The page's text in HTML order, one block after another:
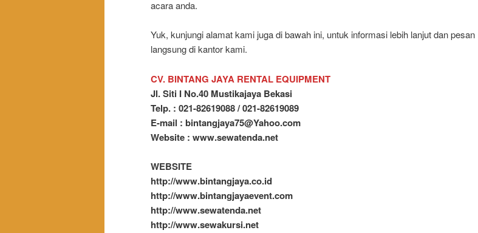
acara anda.
Yuk, kunjungi alamat kami juga di bawah ini, untuk informasi lebih lanjut dan pesan
langsung di kantor kami.
CV. BINTANG JAYA RENTAL EQUIPMENT
Jl. Siti I No.40 Mustikajaya Bekasi
Telp. : 021-82619088 / 021-82619089
E-mail : bintangjaya75@Yahoo.com
Website : www.sewatenda.net
WEBSITE
http://www.bintangjaya.co.id
http://www.bintangjayaevent.com
http://www.sewatenda.net
http://www.sewakursi.net